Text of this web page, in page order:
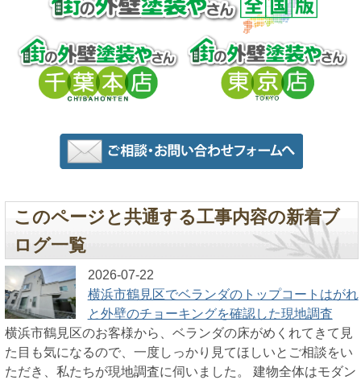
このページと共通する工事内容の新着ブ
ログ一覧
2026-07-22
横浜市鶴見区でベランダのトップコートはがれ
と外壁のチョーキングを確認した現地調査
横浜市鶴見区のお客様から、ベランダの床がめくれてきて見
た目も気になるので、一度しっかり見てほしいとご相談をい
ただき、私たちが現地調査に伺いました。 建物全体はモダン